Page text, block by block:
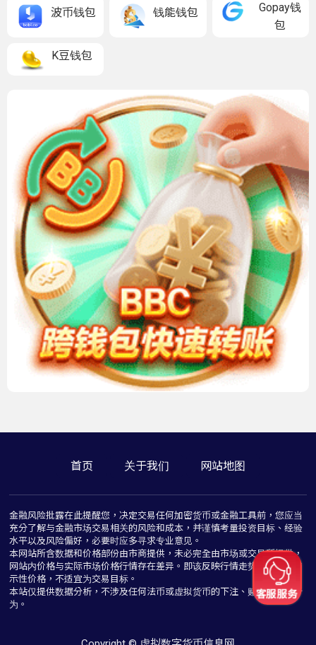
波币钱包 钱能钱包
Gopay钱
包
K豆钱包
首页 关于我们 网站地图
金融风险批露在此提醒您，决定交易任何加密货币或金融工具前，您应当
充分了解与金融市场交易相关的风险和成本，并谨慎考量投资目标、经验
水平以及风险偏好，必要时应多寻求专业意见。
本网站所含数据和价格部份由市商提供，未必完全由市场或交易所提供，
网站内价格与实际市场价格行情存在差异。即该反映行情走势价格仅为指
示性价格，不适宜为交易目标。
本站仅提供数据分析，不涉及任何法币或虚拟货币的下注、赌博与推介行
为。